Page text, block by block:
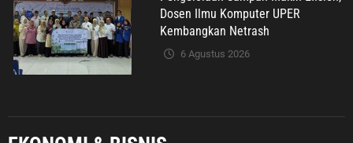
Dosen Ilmu Komputer UPER
Kembangkan Netrash
6 Agustus 2026